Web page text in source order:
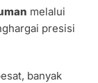
melalui
presisi
banyak